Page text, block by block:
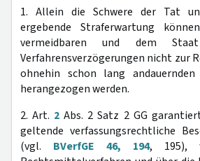
1. Allein die Schwere der Tat
ergebende Straferwartung
vermeidbaren und dem Staat
Verfahrensverzögerungen nicht zur
ohnehin schon lang andauernden
herangezogen werden.
2. Art. 2 Abs. 2 Satz 2 GG
geltende verfassungsrechtliche
(vgl. BVerfGE 46, 194, 195),